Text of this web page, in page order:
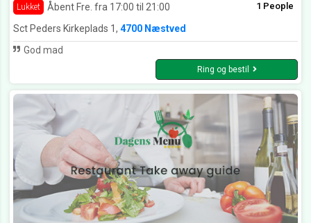
Lukket Åbent Fre. fra 17:00 til 21:00 1 People
Sct Peders Kirkeplads 1, 4700 Næstved
God mad
Ring og bestil